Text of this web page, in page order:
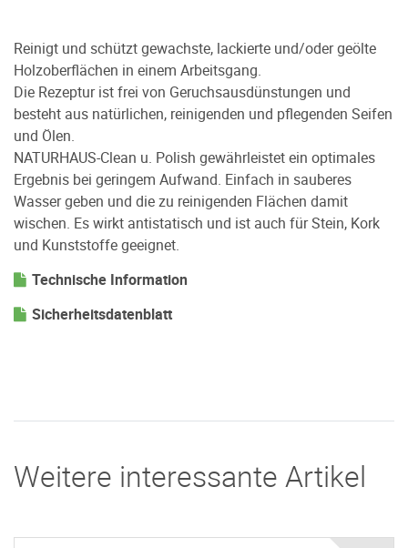
Reinigt und schützt gewachste, lackierte und/oder geölte
Holzoberflächen in einem Arbeitsgang.
Die Rezeptur ist frei von Geruchsausdünstungen und
besteht aus natürlichen, reinigenden und pflegenden Seifen
und Ölen.
NATURHAUS-Clean u. Polish gewährleistet ein optimales
Ergebnis bei geringem Aufwand. Einfach in sauberes
Wasser geben und die zu reinigenden Flächen damit
wischen. Es wirkt antistatisch und ist auch für Stein, Kork
und Kunststoffe geeignet.
Technische Information
Sicherheitsdatenblatt
Weitere interessante Artikel